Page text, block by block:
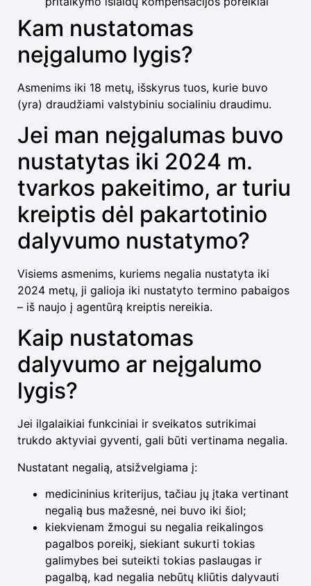
Kam nustatomas
neįgalumo lygis?
Asmenims iki 18 metų, išskyrus tuos, kurie buvo
(yra) draudžiami valstybiniu socialiniu draudimu.
Jei man neįgalumas buvo
nustatytas iki 2024 m.
tvarkos pakeitimo, ar turiu
kreiptis dėl pakartotinio
dalyvumo nustatymo?
Visiems asmenims, kuriems negalia nustatyta iki
2024 metų, ji galioja iki nustatyto termino pabaigos
– iš naujo į agentūrą kreiptis nereikia.
Kaip nustatomas
dalyvumo ar neįgalumo
lygis?
Jei ilgalaikiai funkciniai ir sveikatos sutrikimai
trukdo aktyviai gyventi, gali būti vertinama negalia.
Nustatant negalią, atsižvelgiama į:
medicininius kriterijus, tačiau jų įtaka vertinant
negalią bus mažesnė, nei buvo iki šiol;
kiekvienam žmogui su negalia reikalingos
pagalbos poreikį, siekiant sukurti tokias
galimybes bei suteikti tokias paslaugas ir
pagalbą, kad negalia nebūtų kliūtis dalyvauti